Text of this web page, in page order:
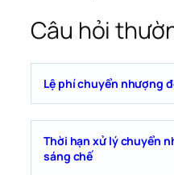
Câu hỏi
Lệ phí chuyển nhượng
Thời hạn xử lý chuyển
sáng chế